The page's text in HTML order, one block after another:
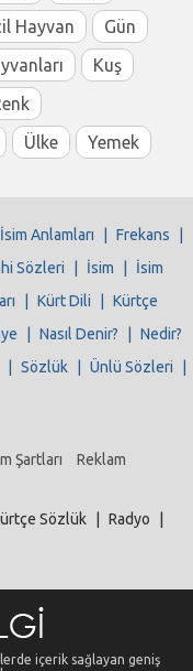
Hayvan
Gün
Kuş
Ülke Yemek
Anlamları Frekans
Sözleri İsim
İsim
Kürt Dili
Kürtçe
Nasıl Denir?
Nedir?
Sözlük Ünlü Sözleri
Şartları Reklam
Sözlük Radyo
içerik sağlayan geniş